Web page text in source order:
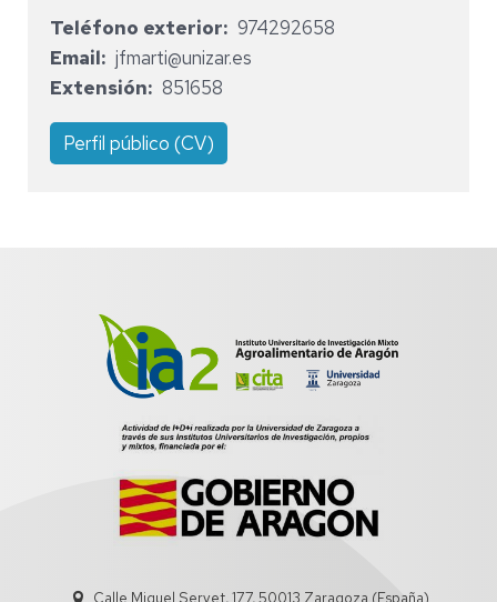
Teléfono exterior
974292658
Email
jfmarti@unizar.es
Extensión
851658
Perfil público (CV)
Calle Miguel Servet, 177, 50013 Zaragoza (España)